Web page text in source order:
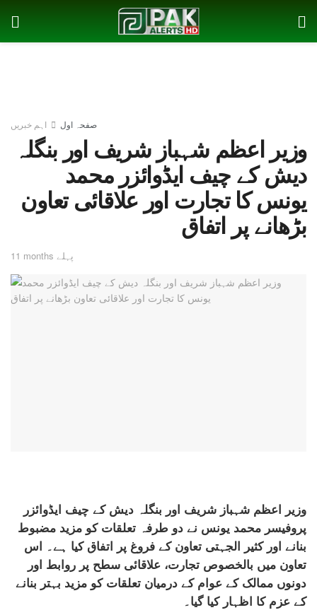
صفحہ اول اہم خبریں
وزیر اعظم شہباز شریف اور بنگلہ
دیش کے چیف ایڈوائزر محمد
یونس کا تجارت اور علاقائی تعاون
بڑھانے پر اتفاق
11 months پہلے
وزیر اعظم شہباز شریف اور بنگلہ دیش کے چیف ایڈوائزر
پروفیسر محمد یونس نے دو طرفہ تعلقات کو مزید مضبوط
بنانے اور کثیر الجہتی تعاون کے فروغ پر اتفاق کیا ہے۔ اس
تعاون میں بالخصوص تجارت، علاقائی سطح پر روابط اور
دونوں ممالک کے عوام کے درمیان تعلقات کو مزید بہتر بنانے
کے عزم کا اظہار کیا گیا۔